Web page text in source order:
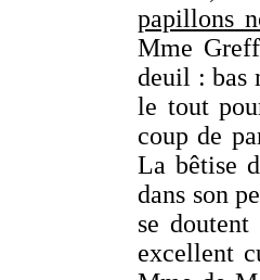
papillons
Mme
deuil : bas
le tout
coup de
La bêtise
dans son
se
excellent